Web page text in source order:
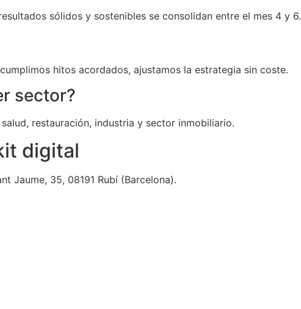
sólidos y sostenibles se consolidan entre el mes 4 y 6.
hitos acordados, ajustamos la estrategia sin coste.
sector?
restauración, industria y sector inmobiliario.
digital
Jaume, 35, 08191 Rubí (Barcelona).